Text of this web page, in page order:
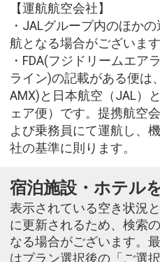
【運航航空会社】
・JALグループ内のほか
航となる場合がございます
・FDA(フジドリームエア
ライン)の記載がある便は
AMX)と日本航空（JAL）
ェア便）です。提携航空
よび乗務員にて運航し、
社の基準に則ります。
宿泊施設・ホテル
表示されている空き状況
に更新されるため、検索
なる場合がございます。
はプラン選択後の「ご選